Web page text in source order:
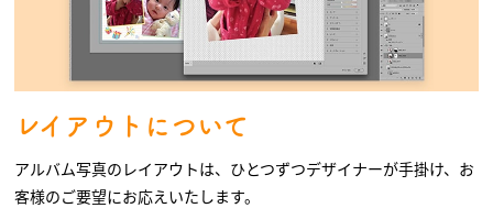
レイアウトについて
アルバム写真のレイアウトは、ひとつずつデザイナーが手掛け、お
客様のご要望にお応えいたします。